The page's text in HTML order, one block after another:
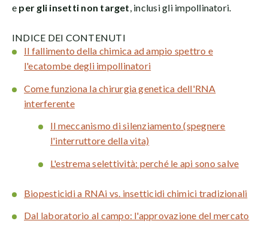
e per gli insetti non target, inclusi gli impollinatori.
INDICE DEI CONTENUTI
Il fallimento della chimica ad ampio spettro e
l'ecatombe degli impollinatori
Come funziona la chirurgia genetica dell'RNA
interferente
Il meccanismo di silenziamento (spegnere
l'interruttore della vita)
L'estrema selettività: perché le api sono salve
Biopesticidi a RNAi vs. insetticidi chimici tradizionali
Dal laboratorio al campo: l'approvazione del mercato